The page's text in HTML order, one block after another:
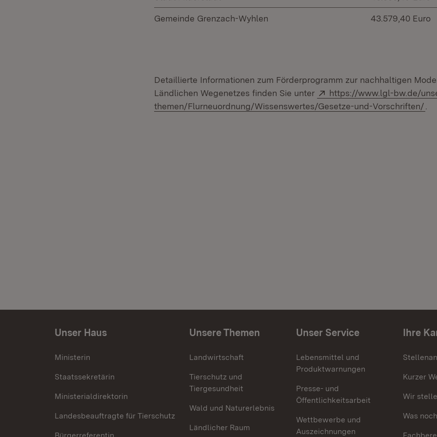
Gemeinde Grenzach-Wyhlen 43.579,40 Euro
Detaillierte Informationen zum Förderprogramm zur nachhaltigen
Ländlichen Wegenetzes finden Sie unter
Extern:
https://www.lgl-bw.de/
themen/Flurneuordnung/Wissenswertes/Gesetze-und-Vorschriften/
Unser Haus
Ministerin
Staatssekretärin
Ministerialdirektorin
Landesbeauftragte für Tierschutz
Unsere Themen
Landwirtschaft
Tierschutz und
Tiergesundheit
Wald und Naturerlebnis
Ländlicher Raum
Unser Service
Lebensmittel und
Produktwarnungen
Presse- und
Öffentlichkeitsarbeit
Wettbewerbe und
Auszeichnungen
Ihre
Kurzer
Wir
Was